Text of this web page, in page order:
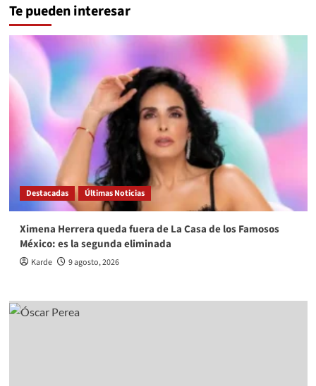
Te pueden interesar
Destacadas Últimas Noticias
Ximena Herrera queda fuera de La Casa de los Famosos
México: es la segunda eliminada
Karde 9 agosto, 2026